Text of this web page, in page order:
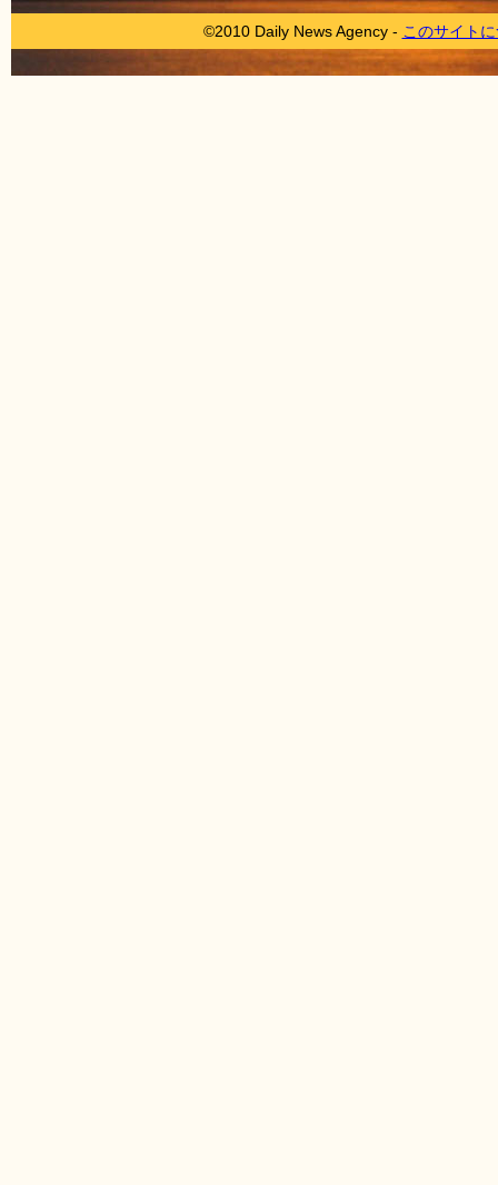
©2010 Daily News Agency - このサイト